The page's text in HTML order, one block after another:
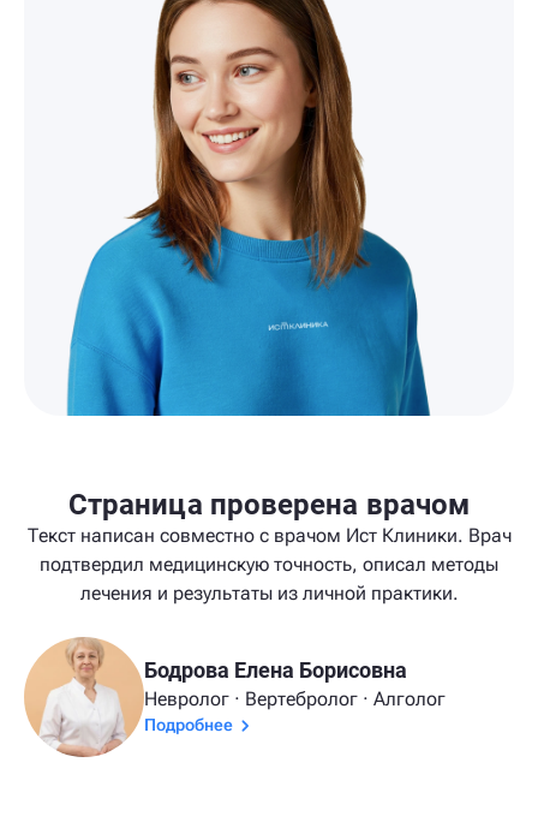
Страница проверена врачом
Текст написан совместно с врачом Ист Клиники. Врач
подтвердил медицинскую точность, описал методы
лечения и результаты из личной практики.
Бодрова Елена Борисовна
Невролог · Вертебролог · Алголог
Подробнее